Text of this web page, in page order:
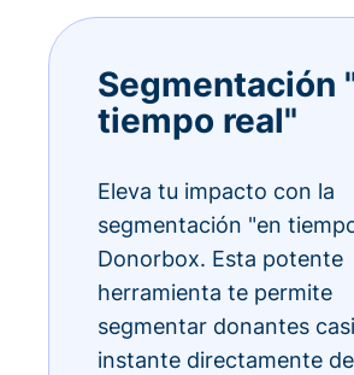
Segmentación
tiempo real"
Eleva tu impacto con la
segmentación "en
Donorbox. Esta potente
herramienta te permite
segmentar donantes
instante directamente